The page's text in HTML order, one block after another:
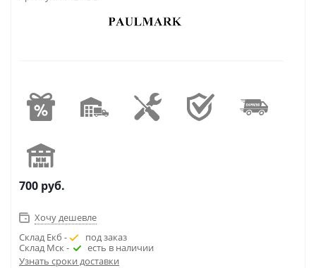
700 руб.
Хочу дешевле
Склад Екб -
под заказ
Склад Мск -
есть в наличии
Узнать сроки доставки